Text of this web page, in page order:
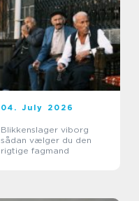
04. July 2026
Blikkenslager viborg
sådan vælger du den
rigtige fagmand